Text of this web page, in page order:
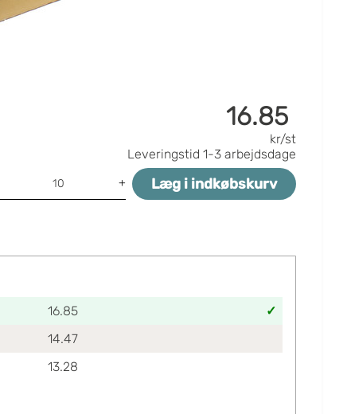
16.85
kr/st
Leveringstid 1-3 arbejdsdage
+ Læg i indkøbskurv
16.85
14.47
13.28